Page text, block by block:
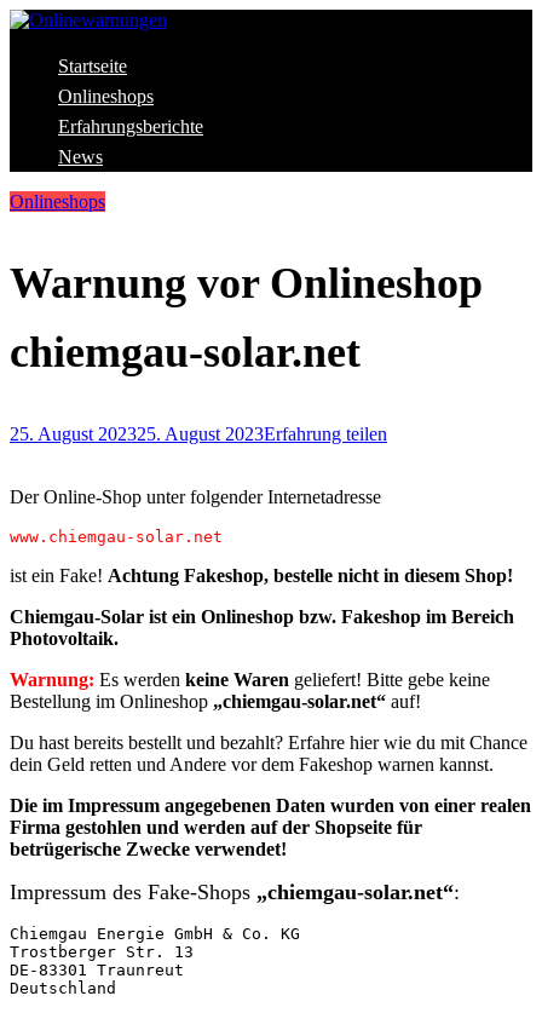
Skip
content
Onlinewarnungen
Aktuelle Warnungen vor Gefahren im Internet
Startseite
Onlineshops
Erfahrungsberichte
News
Onlineshops
Warnung vor Onlineshop
chiemgau-solar.net
25. August 202325. August 2023Erfahrung teilen
Der Online-Shop unter folgender Internetadresse
www.chiemgau-solar.net
ist ein Fake! Achtung Fakeshop, bestelle nicht in diesem Shop!
Chiemgau-Solar ist ein Onlineshop bzw. Fakeshop im Bereich
Photovoltaik.
Warnung: Es werden keine Waren geliefert! Bitte gebe keine
Bestellung im Onlineshop „chiemgau-solar.net“ auf!
Du hast bereits bestellt und bezahlt? Erfahre hier wie du mit Chance
dein Geld retten und Andere vor dem Fakeshop warnen kannst.
Die im Impressum angegebenen Daten wurden von einer realen
Firma gestohlen und werden auf der Shopseite für
betrügerische Zwecke verwendet!
Impressum des Fake-Shops „chiemgau-solar.net“:
Chiemgau Energie GmbH & Co. KG
Trostberger Str. 13
DE-83301 Traunreut
Deutschland